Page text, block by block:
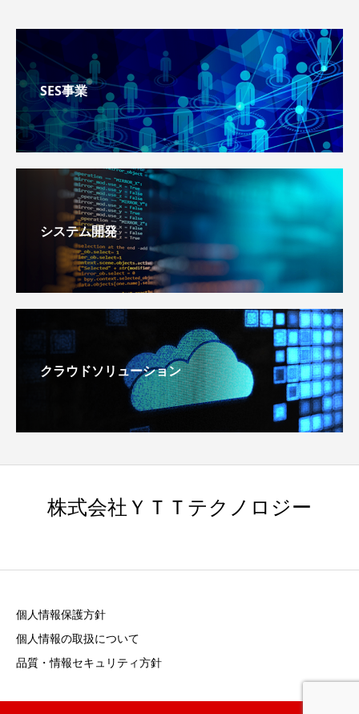
SES事業
システム開発
クラウドソリューション
株式会社ＹＴＴテクノロジー
個人情報保護方針
個人情報の取扱について
品質・情報セキュリティ方針